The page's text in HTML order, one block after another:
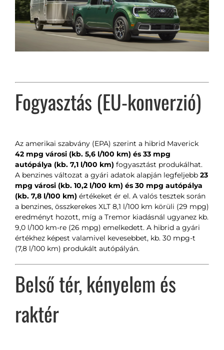
Fogyasztás (EU-konverzió)
Az amerikai szabvány (EPA) szerint a hibrid Maverick
42 mpg városi (kb. 5,6 l/100 km) és 33 mpg
autópálya (kb. 7,1 l/100 km) fogyasztást produkálhat.
A benzines változat a gyári adatok alapján legfeljebb 23
mpg városi (kb. 10,2 l/100 km) és 30 mpg autópálya
(kb. 7,8 l/100 km) értékeket ér el. A valós tesztek során
a benzines, összkerekes XLT 8,1 l/100 km körüli (29 mpg)
eredményt hozott, míg a Tremor kiadásnál ugyanez kb.
9,0 l/100 km-re (26 mpg) emelkedett. A hibrid a gyári
értékhez képest valamivel kevesebbet, kb. 30 mpg-t
(7,8 l/100 km) produkált autópályán.
Belső tér, kényelem és
raktér